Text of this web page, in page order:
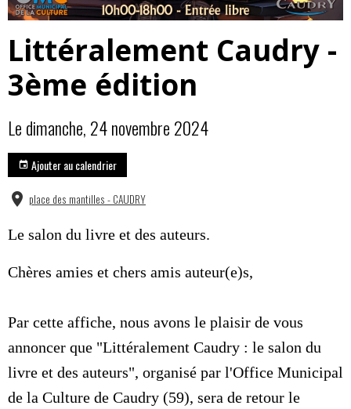
Littéralement Caudry -
3ème édition
Le dimanche, 24 novembre 2024
Ajouter au calendrier
place des mantilles - CAUDRY
Le salon du livre et des auteurs.
Chères amies et chers amis auteur(e)s,
Par cette affiche, nous avons le plaisir de vous
annoncer que "Littéralement Caudry : le salon du
livre et des auteurs", organisé par l'Office Municipal
de la Culture de Caudry (59), sera de retour le